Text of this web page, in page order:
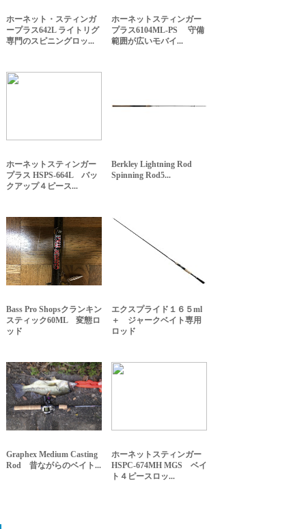
ホーネット・スティンガ
ープラス642L ライトリグ
専門のスピニングロッ...
ホーネットスティンガー
プラス6104ML-PS 守備
範囲が広いモバイ...
ホーネットスティンガー
プラス HSPS-664L バッ
クアップ４ピース...
Berkley Lightning Rod
Spinning Rod5...
Bass Pro Shopsクランキン
スティック60ML 変態ロ
ッド
エクスプライド１６５ml
＋ ジャークベイト専用
ロッド
Graphex Medium Casting
Rod 昔ながらのベイト...
ホーネットスティンガー
HSPC-674MH MGS ベイ
ト４ピースロッ...